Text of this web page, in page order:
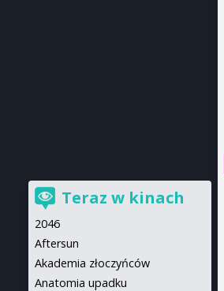
Teraz w kinach
2046
Aftersun
Akademia złoczyńców
Anatomia upadku